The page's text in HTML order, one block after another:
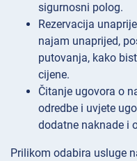
sigurnosni polog.
Rezervacija
najam unaprijed,
putovanja, kako
cijene.
Čitanje ugovora o
odredbe i uvjete
dodatne naknade i
Prilikom odabira usluge